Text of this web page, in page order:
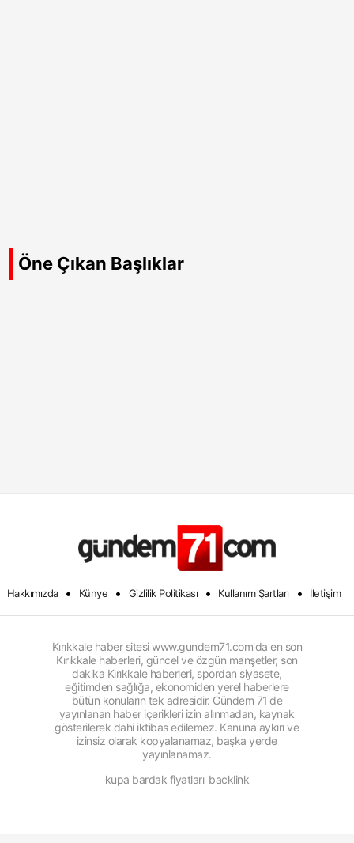
Öne Çıkan Başlıklar
Hakkımızda • Künye • Gizlilik Politikası • Kullanım Şartları • İletişim
Kırıkkale haber sitesi www.gundem71.com'da en son
Kırıkkale haberleri, güncel ve özgün manşetler, son
dakika Kırıkkale haberleri, spordan siyasete,
eğitimden sağlığa, ekonomiden yerel haberlere
bütün konuların tek adresidir. Gündem 71'de
yayınlanan haber içerikleri izin alınmadan, kaynak
gösterilerek dahi iktibas edilemez. Kanuna aykırı ve
izinsiz olarak kopyalanamaz, başka yerde
yayınlanamaz.
kupa bardak fiyatları backlink